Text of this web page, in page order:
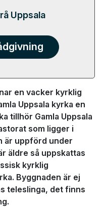
Uppsala
en vacker kyrklig
Uppsala kyrka en
tillhör Gamla Uppsala
som ligger i
är uppförd under
äldre så uppskattas
kyrklig
Byggnaden är ej
teleslinga, det finns